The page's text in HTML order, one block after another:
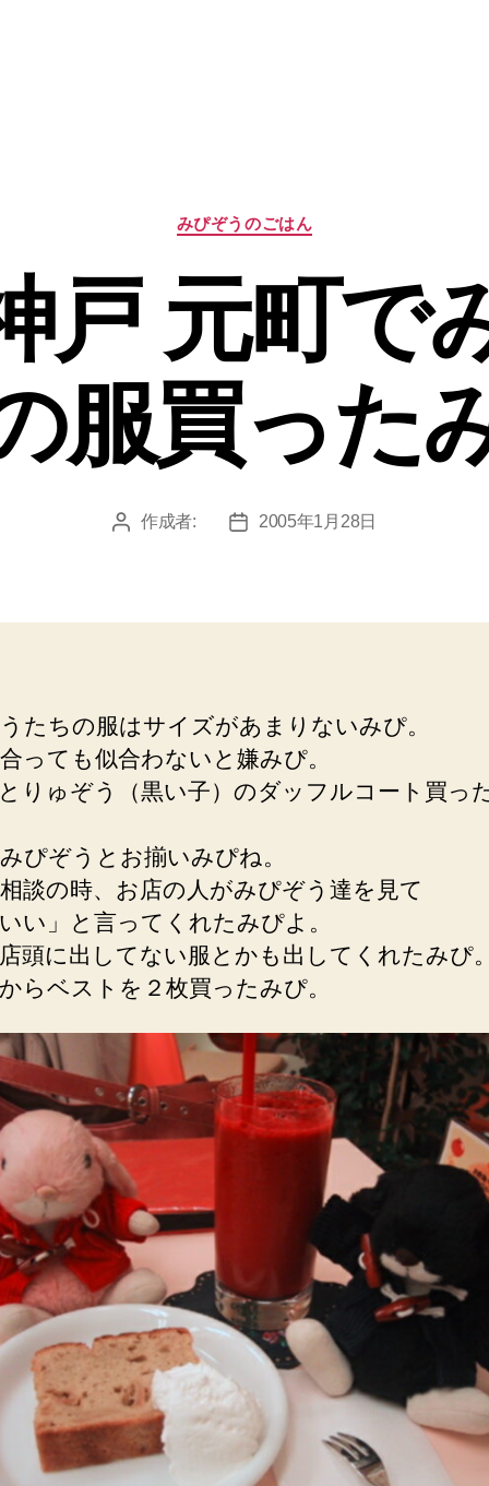
カ
テ
リ
ー
みぴぞうのごはん
戸 元町で
服買った
投 作成者:
投
2005年1月28日
たちの服はサイズがあまりないみぴ。
っても似合わないと嫌みぴ。
りゅぞう（黒い子）のダッフルコート買っ
ぴぞうとお揃いみぴね。
談の時、お店の人がみぴぞう達を見て
い」と言ってくれたみぴよ。
頭に出してない服とかも出してくれたみぴ
らベストを２枚買ったみぴ。